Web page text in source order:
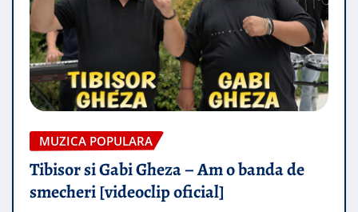
MUZICA POPULARA
Tibisor si Gabi Gheza – Am o banda de
smecheri [videoclip oficial]